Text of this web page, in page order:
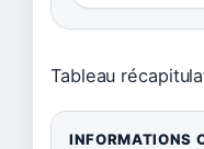
Tableau
INFORMATIONS